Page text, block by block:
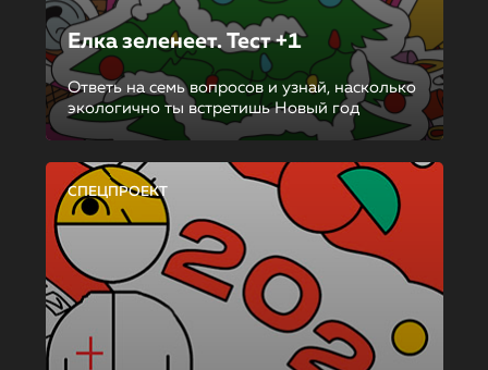
Елка зеленеет. Тест +1
Ответь на семь вопросов и узнай, насколько
экологично ты встретишь Новый год
СПЕЦПРОЕКТ